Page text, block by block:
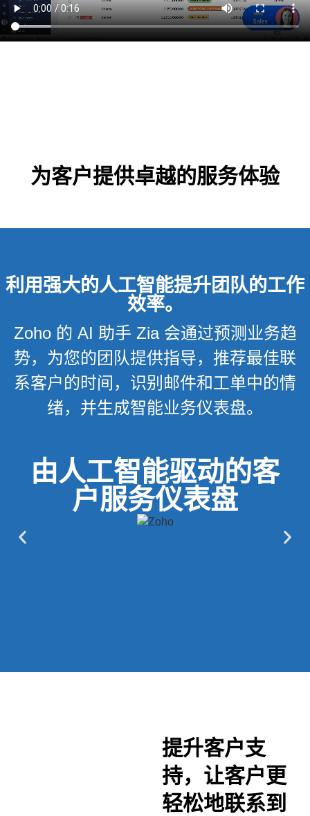
为客户提供卓越的服务体验
利用强大的人工智能提升团队的工作
效率。
Zoho 的 AI 助手 Zia 会通过预测业务趋
势，为您的团队提供指导，推荐最佳联
系客户的时间，识别邮件和工单中的情
绪，并生成智能业务仪表盘。
由人工智能驱动的客
户服务仪表盘
提升客户支
持，让客户更
轻松地联系到